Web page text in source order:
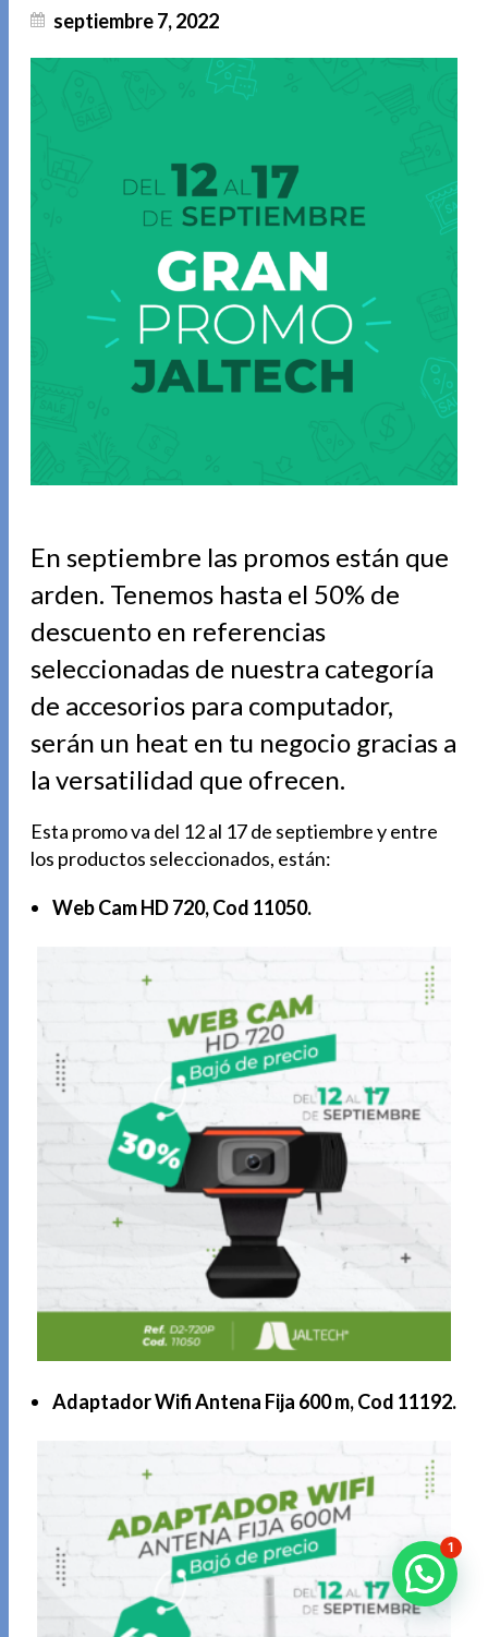
septiembre 7, 2022
En septiembre las promos están que
arden. Tenemos hasta el 50% de
descuento en referencias
seleccionadas de nuestra categoría
de accesorios para computador,
serán un heat en tu negocio gracias a
la versatilidad que ofrecen.
Esta promo va del 12 al 17 de septiembre y entre
los productos seleccionados, están:
Web Cam HD 720, Cod 11050.
Adaptador Wifi Antena Fija 600 m, Cod 11192.
1